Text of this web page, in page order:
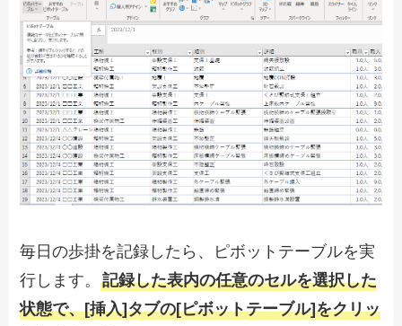
毎日の歩掛を記録したら、ピボットテーブルを実
行します。記録した表内の任意のセルを選択した
状態で、[挿入]タブの[ピボットテーブル]をクリッ